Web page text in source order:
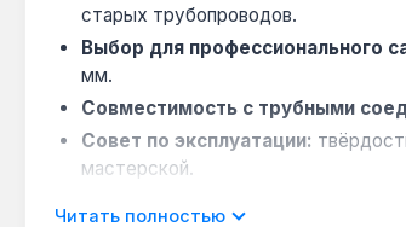
старых трубопроводов.
Выбор для профессионального
мм.
Совместимость с трубными
Совет по эксплуатации:
мастерской.
Читать полностью